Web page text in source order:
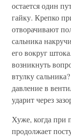
остается один
гайку. Крепко
отворачивают
сальника
его вокруг
возникнуть
втулку
давление в
ударит через
Хуже, когда при
продолжает